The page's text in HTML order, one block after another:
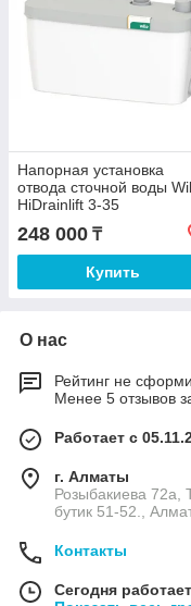
Напорная установка
отвода сточной воды
HiDrainlift 3-35
248 000 ₸
Купить
О нас
Рейтинг не
Менее 5 отзывов
Работает с
г. Алматы
Розыбакиева 72а,
бутик 51-52.,
Контакты
Сегодня